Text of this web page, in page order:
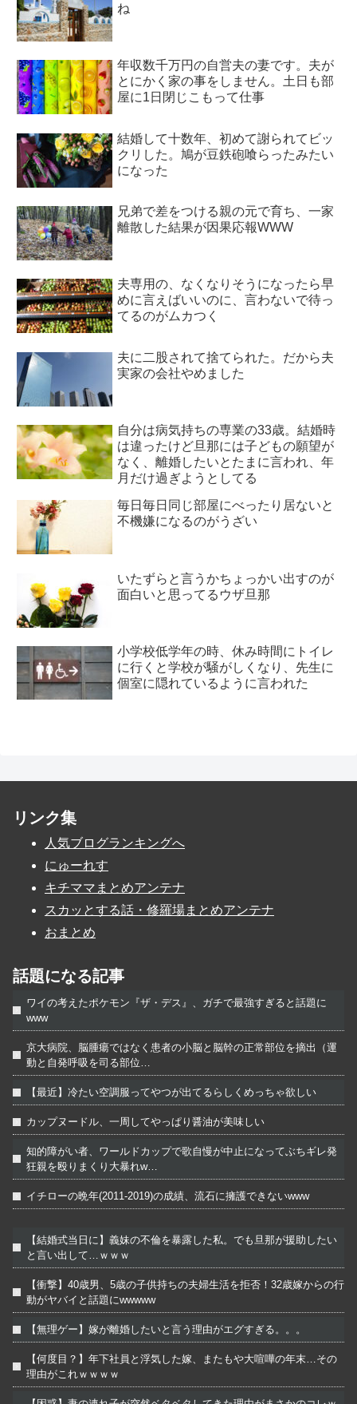
ね
年収数千万円の自営夫の妻です。夫が
とにかく家の事をしません。土日も部
屋に1日閉じこもって仕事
結婚して十数年、初めて謝られてビッ
クリした。鳩が豆鉄砲喰らったみたい
になった
兄弟で差をつける親の元で育ち、一家
離散した結果が因果応報WWW
夫専用の、なくなりそうになったら早
めに言えばいいのに、言わないで待っ
てるのがムカつく
夫に二股されて捨てられた。だから夫
実家の会社やめました
自分は病気持ちの専業の33歳。結婚時
は違ったけど旦那には子どもの願望が
なく、離婚したいとたまに言われ、年
月だけ過ぎようとしてる
毎日毎日同じ部屋にべったり居ないと
不機嫌になるのがうざい
いたずらと言うかちょっかい出すのが
面白いと思ってるウザ旦那
小学校低学年の時、休み時間にトイレ
に行くと学校が騒がしくなり、先生に
個室に隠れているように言われた
リンク集
人気ブログランキングへ
にゅーれす
キチママまとめアンテナ
スカッとする話・修羅場まとめアンテナ
おまとめ
話題になる記事
ワイの考えたポケモン『ザ・デス』、ガチで最強すぎると話題に
www
京大病院、脳腫瘍ではなく患者の小脳と脳幹の正常部位を摘出（運
動と自発呼吸を司る部位…
【最近】冷たい空調服ってやつが出てるらしくめっちゃ欲しい
カップヌードル、一周してやっぱり醤油が美味しい
知的障がい者、ワールドカップで歌自慢が中止になってぶちギレ発
狂親を殴りまくり大暴れw…
イチローの晩年(2011-2019)の成績、流石に擁護できないwww
【結婚式当日に】義妹の不倫を暴露した私。でも旦那が援助したい
と言い出して…ｗｗｗ
【衝撃】40歳男、5歳の子供持ちの夫婦生活を拒否！32歳嫁からの行
動がヤバイと話題にwwwww
【無理ゲー】嫁が離婚したいと言う理由がエグすぎる。。。
【何度目？】年下社員と浮気した嫁、またもや大喧嘩の年末…その
理由がこれｗｗｗｗ